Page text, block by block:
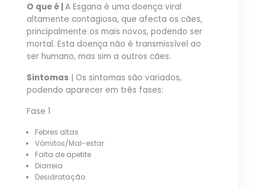
O que é |A Esgana é uma doença viral
altamente contagiosa, que afecta os cães,
principalmente os mais novos, podendo ser
mortal. Esta doença não é transmissível ao
ser humano, mas sim a outros cães.
Sintomas | Os sintomas são variados,
podendo aparecer em três fases:
Fase 1
Febres altas
Vómitos/Mal-estar
Falta de apetite
Diarreia
Desidratação